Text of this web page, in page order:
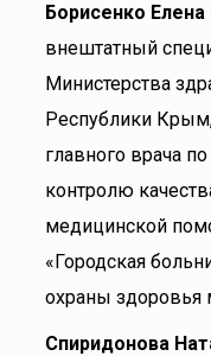
Борисенко
внештатный
Министерства
Республики
главного врача
контролю
медицинской
«Городская
охраны здоровья
Спиридонова